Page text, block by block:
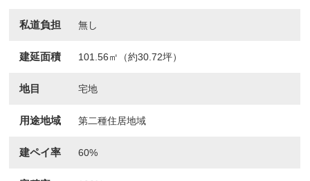
私道負担 無し
建延面積 101.56㎡（約30.72坪）
地目 宅地
用途地域 第二種住居地域
建ペイ率 60%